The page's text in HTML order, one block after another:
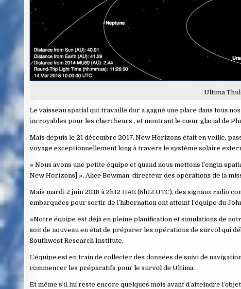
Ultima
Le vaisseau spatial qui travaille dur a gagné une place dans tous
incroyables pour les chercheurs , et montrant le cœur glacial de
Mais depuis le 21 décembre 2017, New Horizons était en veille,
voyage exceptionnellement long à travers le système solaire
« Nous avons une petite équipe et quand nous mettons l’engin
New Horizons] », Alice Bowman, directeur des opérations de la
Mais mardi 2 juin 2018 à 2h12 HAE (6h12 UTC), des signaux radio
embarquées pour sortir de l’hibernation ont atteint l’équipe du
«Notre équipe est déjà en pleine planification et simulations de
soit de nouveau en état de préparer les opérations de survol qui
Southwest Research Institute.
L’équipe est en train de collecter des données de suivi de
commencer les préparatifs pour le survol de Ultima.
Et même s’il lui reste encore quelques mois avant d’atteindre